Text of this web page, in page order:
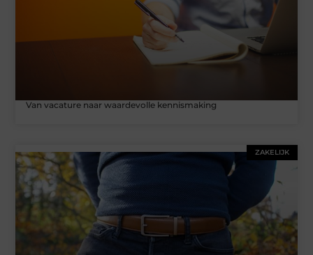
Van vacature naar waardevolle kennismaking
ZAKELIJK